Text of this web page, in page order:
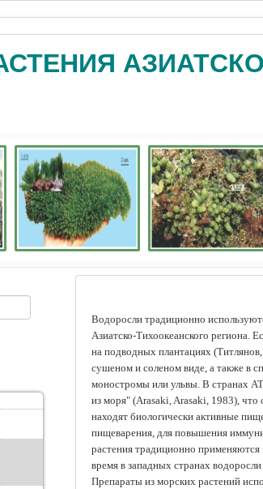
Водоросли традиционно
Азиатско-Тихоокеанского региона.
на подводных плантациях
сушеном и соленом виде, а также в
моностромы или ульвы. В странах
из моря" (Arasaki, Arasaki, 1983), что
находят биологически активные
пищеварения, для повышения
растения традиционно применяются
время в западных странах
Препараты из морских растений